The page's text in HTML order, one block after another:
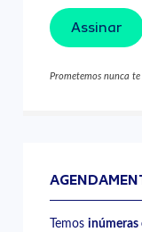
Assinar
Prometemos nunca
Temosinúmeras